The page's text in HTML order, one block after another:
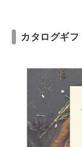
カタログギ